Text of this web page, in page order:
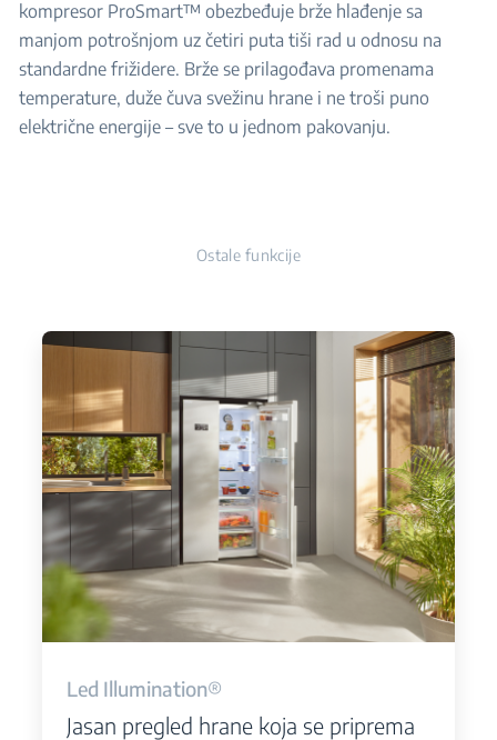
kompresor ProSmart™ obezbeđuje brže hlađenje sa
manjom potrošnjom uz četiri puta tiši rad u odnosu na
standardne frižidere. Brže se prilagođava promenama
temperature, duže čuva svežinu hrane i ne troši puno
električne energije – sve to u jednom pakovanju.
Ostale funkcije
Led Illumination®
Jasan pregled hrane koja se priprema